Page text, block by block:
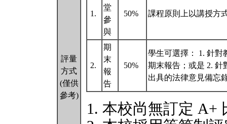
評量
方式
(僅供
參考)
1.
堂
參
與
50% 課程原則上以講授方
2.
期
末
報
告
50%
學生可選擇： 1. 針對
期末報告；或是 2. 針
出具的法律意見備忘
本校尚無訂定 A+